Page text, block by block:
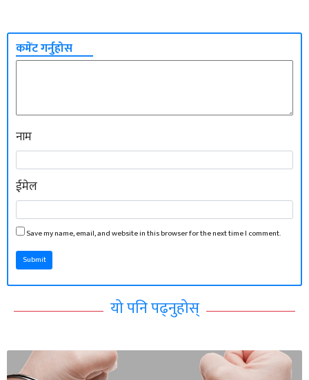
कमेंट गर्नुहोस
नाम
ईमेल
Save my name, email, and website in this browser for the next time I comment.
Submit
यो पनि पढ्नुहोस्